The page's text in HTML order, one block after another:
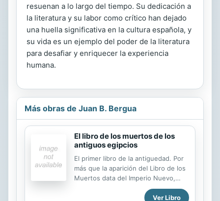
resuenan a lo largo del tiempo. Su dedicación a
la literatura y su labor como crítico han dejado
una huella significativa en la cultura española, y
su vida es un ejemplo del poder de la literatura
para desafiar y enriquecer la experiencia
humana.
Más obras de Juan B. Bergua
El libro de los muertos de los
antiguos egipcios
El primer libro de la antiguedad. Por
más que la aparición del Libro de los
Muertos data del Imperio Nuevo,
para encontrar sus orígenes hay que
remontarse a los Textos de las
Ver Libro